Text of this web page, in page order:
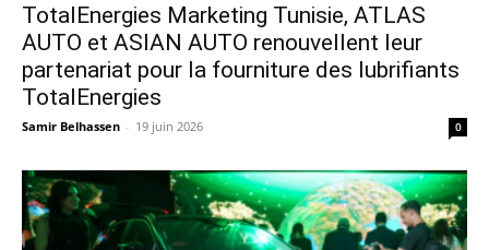
TotalEnergies Marketing Tunisie, ATLAS
AUTO et ASIAN AUTO renouvellent leur
partenariat pour la fourniture des lubrifiants
TotalEnergies
Samir Belhassen - 19 juin 2026 0